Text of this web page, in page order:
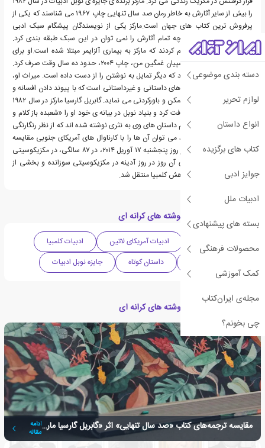
دسته بندی موضوعی
لوازم تحریر
انواع داستان
کتاب های برگزیده
جوایز ادبی
ادبیات ملل
بسته های پیشنهادی
محصولات فرهنگی
کمک آموزشی
مجله‌ی ایران‌کتاب
چی بخونم؟
را بیش از سایر آثارش به خاطر رمان صد سال تنهایی چاپ ۱۹۶۷ می شناسند که یکی از
پرفروش ترین کتاب های جهان است.مارکز یکی از نویسندگان پیشگام سبک ادبی
رئالیسم جادویی بود، اگرچه تمام آثارش را نمی توان در این سبک طبقه بندی کرد.
پزشکان در سال ۲۰۱۲ اعلام کردند که مارکز به بیماری آلزایمر مبتلا شده است.او برای
نوشتن کتاب خاطرات روسپیان غمگین من، چاپ ۲۰۰۴، حدود ده سال وقت صرف کرد.
در ژانویه ی ۲۰۰۶ اعلام کرد که دیگر تمایل به نوشتن را از دست داده است. میراث او،
مجموعه ی بزرگی از کتاب های داستانی و غیرداستانی است که با پیوند دادن افسانه و
تاریخ در آن، همه چیز را ممکن و باورکردنی می نماید. گابریل گارسیا مارکز در سال ۱۹۸۲
جایزه ی ادبی نوبل را دریافت کرد و بنیاد نوبل در بیانه ی خود او را «شعبده باز کلام و
بصیرت» توصیف کرد. تمام داستان های وی به نثری نوشته شده اند که از نظر رنگارنگی
و جاذبه ی غریبشان، فقط می توان آن ها را با کارناوال های آمریکای جنوبی مقایسه
کرد.گابریل گارسیا مارکز، در روز پنجشنبه ۱۷ آوریل ۲۰۱۴، در ۸۷ سالگی، در مکزیکوسیتی
درگذشت. جسد وی فردای آن روز در روز آدینه در مکزیکوسیتی سوزانده و بخشی از
خاکستر جسد وی به زادگاهش کلمبیا منتقل شد.
دسته بندی های کتاب نوشته های کرانه ای
ادبیات آرژانتین ادبیات آمریکای لاتین
ادبیات کلمبیا
داستان کوتاه جایزه نوبل ادبیات
مقالات مرتبط با کتاب نوشته های کرانه ای
مقایسه ترجمه‌های کتاب «صد سال تنهایی» اثر «گابریل گارسیا مارکز»ادامه
مقاله